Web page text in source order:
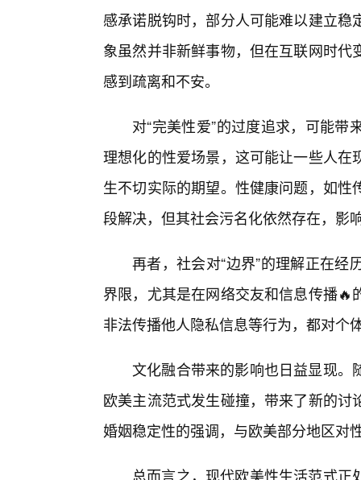
感承诺脱钩时，部分人可能难以建立
象虽然并非新鲜事物，但在互联网时
感到疏离和不安。
对“完美性爱”的过度追求，可能
理想化的性爱场景，这可能让一些人
生不切实际的期望。性健康问题，如
段解决，但其社会污名化依然存在，影
再者，社会对“边界”的理解正在
界限，尤其是在网络交友和信息传播
非法传播他人隐私信息等行为，都对个
文化融合带来的影响也日益显现。
欧美主流范式发生碰撞，带来了新的
婚姻稳定性的强调，与欧美部分地区对
总而言之，现代欧美性生活范式